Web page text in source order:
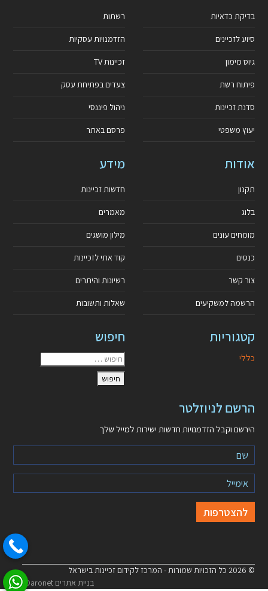
בדיקת כדאיות
סיוע לזכיינים
גיוס מימון
פיתוח רשת
סדנת זכיינות
יעוץ משפטי
רשתות
הזדמנויות עסקיות
זכיינות TV
צעדים בפתיחת עסק
ניהול פיננסי
פרסם באתר
אודות
תקנון
בלוג
מומחים עונים
כנסים
צור קשר
הרשמה למשקיעים
מידע
חדשות זכיינות
מאמרים
מילון מושגים
קוד אתי לזכיינות
רשיונות והיתרים
שאלות ותשובות
קטגוריות
כללי
חיפוש
הרשם לניוזלטר
הירשם וקבל הזדמנויות חדשות ישירות למייל שלך
© 2026 כל הזכויות שמורות - המרכז לקידום זכיינות בישראל
בניית אתרים Daronet